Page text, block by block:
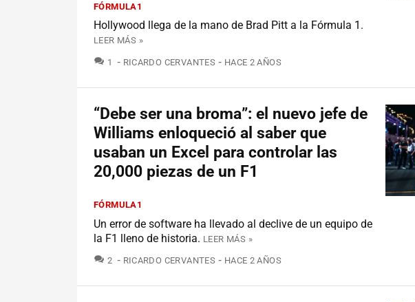
FÓRMULA1
Hollywood llega de la mano de Brad Pitt a la Fórmula 1.
LEER MÁS »
1 COMENTARIOS
RICARDO CERVANTES HACE 2 AÑOS
“Debe ser una broma”: el nuevo jefe de
Williams enloqueció al saber que
usaban un Excel para controlar las
20,000 piezas de un F1
FÓRMULA1
Un error de software ha llevado al declive de un equipo de
la F1 lleno de historia. LEER MÁS »
2 COMENTARIOS
RICARDO CERVANTES HACE 2 AÑOS